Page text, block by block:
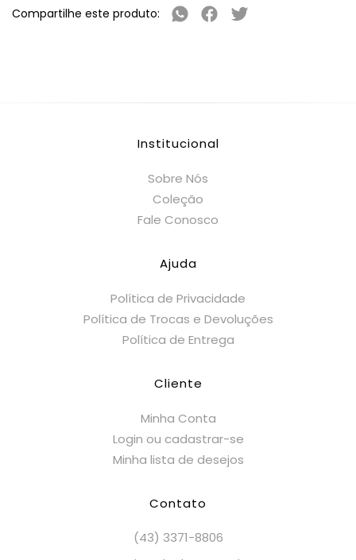
Compartilhe este produto:
Institucional
Sobre Nós
Coleção
Fale Conosco
Ajuda
Política de Privacidade
Política de Trocas e Devoluções
Política de Entrega
Cliente
Minha Conta
Login ou cadastrar-se
Minha lista de desejos
Contato
(43) 3371-8806